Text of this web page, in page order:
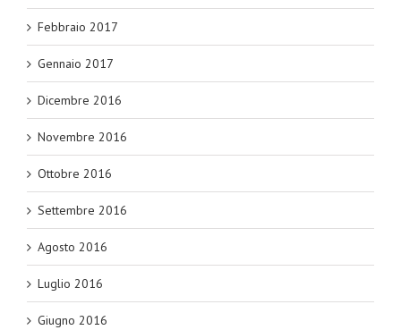
Febbraio 2017
Gennaio 2017
Dicembre 2016
Novembre 2016
Ottobre 2016
Settembre 2016
Agosto 2016
Luglio 2016
Giugno 2016